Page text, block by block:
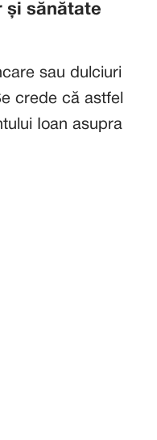
și sănătate
sau dulciuri
crede că astfel
Ioan asupra